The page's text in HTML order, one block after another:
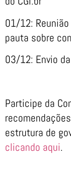
01/12:
pauta sobre
03/12: Envio
Participe da
estrutura de
clicando aqui.